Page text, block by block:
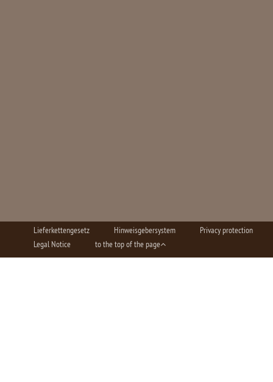
Lieferkettengesetz Hinweisgebersystem
Privacy protection
Legal Notice
to the top of the page